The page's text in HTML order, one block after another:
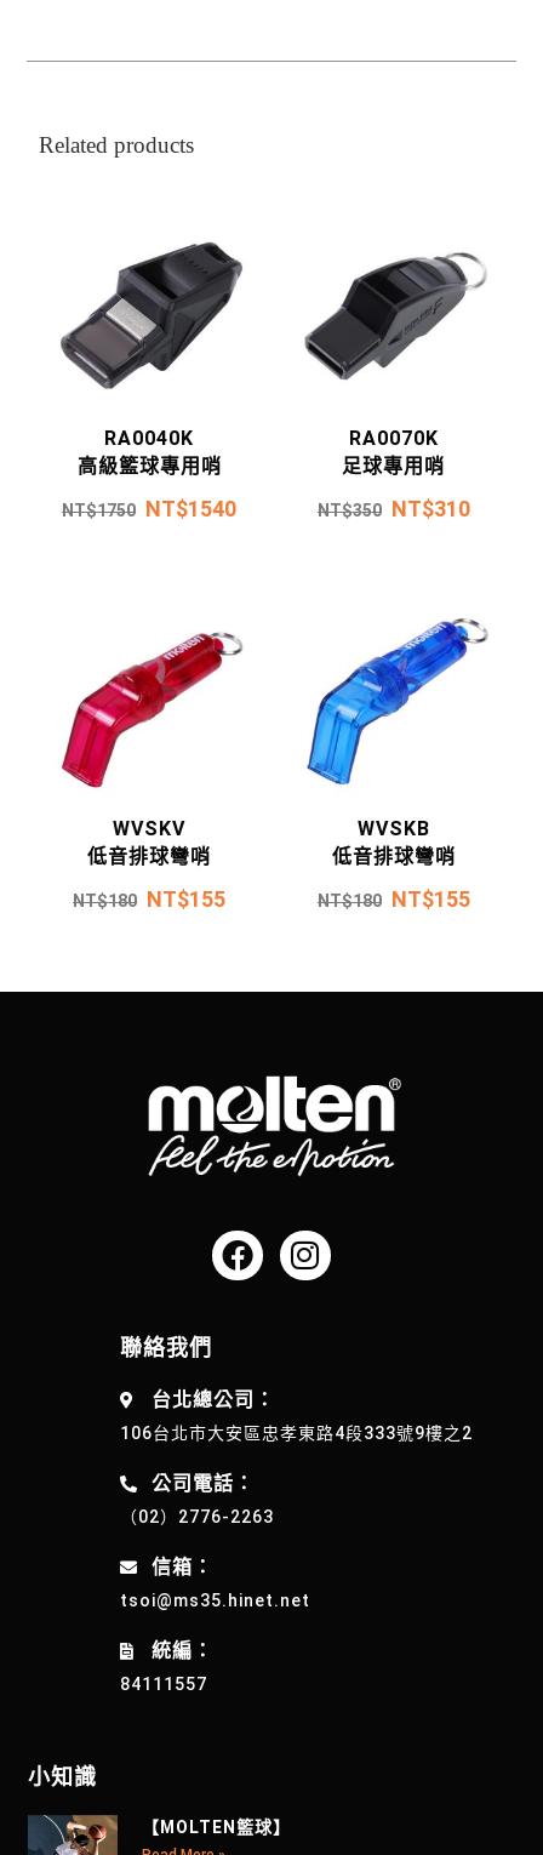
Related products
RA0040K
高級籃球專用哨
NT$1750 NT$1540
RA0070K
足球專用哨
NT$350 NT$310
WVSKV
低音排球彎哨
NT$180 NT$155
WVSKB
低音排球彎哨
NT$180 NT$155
聯絡我們
台北總公司：
106台北市大安區忠孝東路4段333號9樓之2
公司電話：
（02）2776-2263
信箱：
tsoi@ms35.hinet.net
統編：
84111557
小知識
【MOLTEN籃球】